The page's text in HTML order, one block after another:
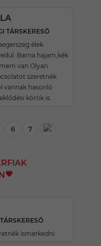
TÁRSKERESŐ
élek
Barna hajam,kék
van Olyan
szeretnék
vannak hasonló
körök is.
6 7
ismerkedni